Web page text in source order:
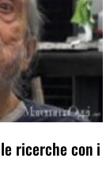
ricerche con i